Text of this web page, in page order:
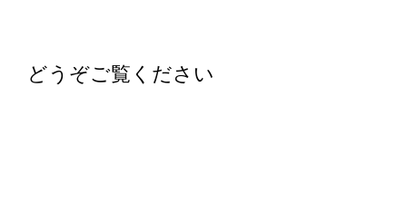
どうぞご覧ください